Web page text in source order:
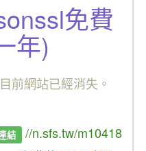
免費
年)
前網站已經消失。
結 //n.sfs.tw/m10418